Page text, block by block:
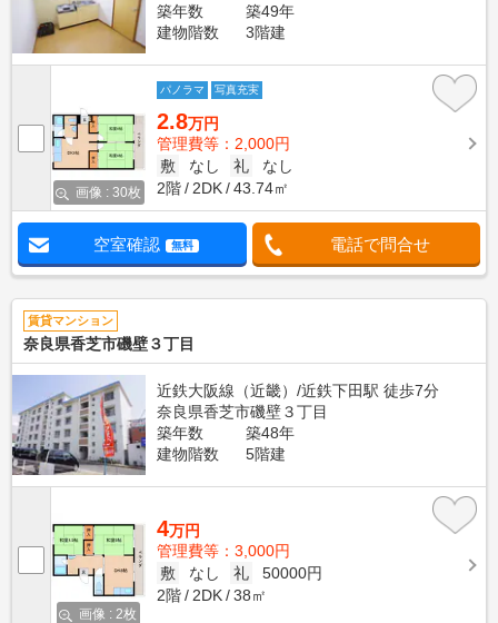
築年数
築49年
建物階数
3階建
画像 : 30枚
パノラマ 写真充実
2.8万円
管理費等：2,000円
敷
なし 礼
なし
2階
2DK 43.74㎡
空室確認 無料 電話で問合せ
賃貸マンション
奈良県香芝市磯壁３丁目
近鉄大阪線（近畿）/近鉄下田駅 徒歩7分
奈良県香芝市磯壁３丁目
築年数
築48年
建物階数
5階建
画像 : 2枚
4万円
管理費等：3,000円
敷
なし 礼
50000円
2階
2DK 38㎡